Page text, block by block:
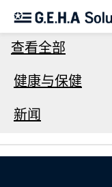
查看全部
健康与保健
新闻